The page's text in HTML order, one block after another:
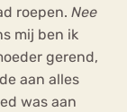
roepen. Nee
mij ben ik
gerend,
aan alles
was aan